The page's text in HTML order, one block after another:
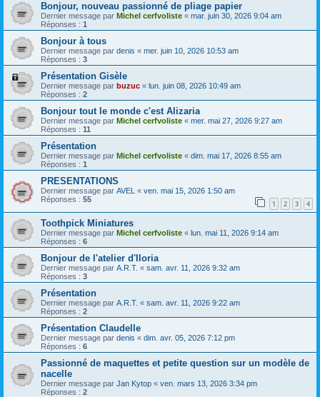
Bonjour, nouveau passionné de pliage papier
Dernier message par Michel cerfvoliste « mar. juin 30, 2026 9:04 am
Réponses : 1
Bonjour à tous
Dernier message par denis « mer. juin 10, 2026 10:53 am
Réponses : 3
Présentation Gisèle
Dernier message par buzuc « lun. juin 08, 2026 10:49 am
Réponses : 2
Bonjour tout le monde c'est Alizaria
Dernier message par Michel cerfvoliste « mer. mai 27, 2026 9:27 am
Réponses : 11
Présentation
Dernier message par Michel cerfvoliste « dim. mai 17, 2026 8:55 am
Réponses : 1
PRESENTATIONS
Dernier message par AVEL « ven. mai 15, 2026 1:50 am
Réponses : 55 1 2 3 4
Toothpick Miniatures
Dernier message par Michel cerfvoliste « lun. mai 11, 2026 9:14 am
Réponses : 6
Bonjour de l'atelier d'Iloria
Dernier message par A.R.T. « sam. avr. 11, 2026 9:32 am
Réponses : 3
Présentation
Dernier message par A.R.T. « sam. avr. 11, 2026 9:22 am
Réponses : 2
Présentation Claudelle
Dernier message par denis « dim. avr. 05, 2026 7:12 pm
Réponses : 6
Passionné de maquettes et petite question sur un modèle de
nacelle
Dernier message par Jan Kytop « ven. mars 13, 2026 3:34 pm
Réponses : 2